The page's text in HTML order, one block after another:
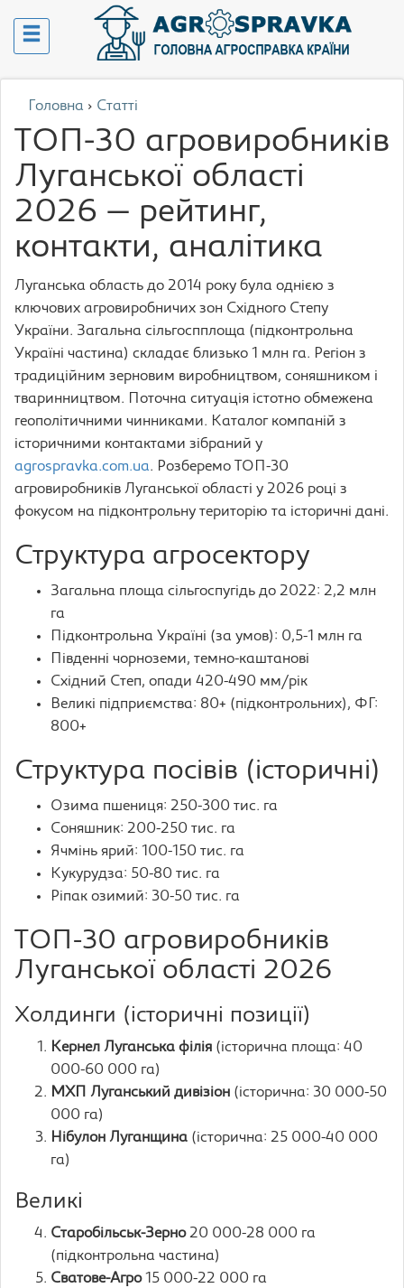
Головна › Статті
ТОП-30 агровиробників
Луганської області
2026 — рейтинг,
контакти, аналітика
Луганська область до 2014 року була однією з
ключових агровиробничих зон Східного Степу
України. Загальна сільгоспплоща (підконтрольна
Україні частина) складає близько 1 млн га. Регіон з
традиційним зерновим виробництвом, соняшником і
тваринництвом. Поточна ситуація істотно обмежена
геополітичними чинниками. Каталог компаній з
історичними контактами зібраний у
agrospravka.com.ua. Розберемо ТОП-30
агровиробників Луганської області у 2026 році з
фокусом на підконтрольну територію та історичні дані.
Структура агросектору
Загальна площа сільгоспугідь до 2022: 2,2 млн
га
Підконтрольна Україні (за умов): 0,5-1 млн га
Південні чорноземи, темно-каштанові
Східний Степ, опади 420-490 мм/рік
Великі підприємства: 80+ (підконтрольних), ФГ:
800+
Структура посівів (історичні)
Озима пшениця: 250-300 тис. га
Соняшник: 200-250 тис. га
Ячмінь ярий: 100-150 тис. га
Кукурудза: 50-80 тис. га
Ріпак озимий: 30-50 тис. га
ТОП-30 агровиробників
Луганської області 2026
Холдинги (історичні позиції)
Кернел Луганська філія (історична площа: 40
000-60 000 га)
МХП Луганський дивізіон (історична: 30 000-50
000 га)
Нібулон Луганщина (історична: 25 000-40 000
га)
Великі
Старобільськ-Зерно20 000-28 000 га
(підконтрольна частина)
Сватове-Агро15 000-22 000 га